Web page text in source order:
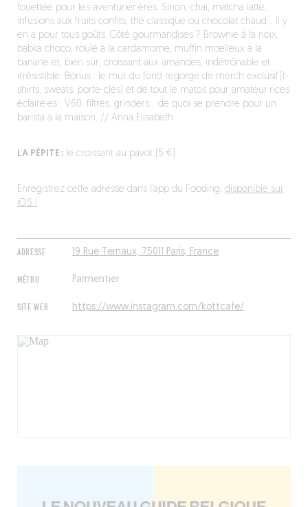
ADRESSE 19 Rue Ternaux, 75011 Paris, France
MÉTRO Parmentier
SITE WEB https://www.instagram.com/kottcafe/
fouettée pour les aventurier·ères. Sinon, chai, matcha latte,
infusions aux fruits confits, thé classique ou chocolat chaud… Il y
en a pour tous goûts. Côté gourmandises ? Brownie à la noix,
babka choco, roulé à la cardamome, muffin moelleux à la
banane et, bien sûr, croissant aux amandes, indétrônable et
irrésistible. Bonus : le mur du fond regorge de merch exclusif (t-
shirts, sweats, porte-clés) et de tout le matos pour amateur·rices
éclairé·es : V60, filtres, grinders… de quoi se prendre pour un
barista à la maison. // Anna Elisabeth
LA PÉPITE :le croissant au pavot (5 €)
Enregistrez cette adresse dans l’app du Fooding, disponible sur
iOS !